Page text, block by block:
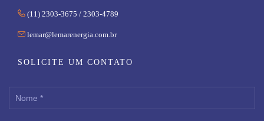
 (11) 2303-3675 / 2303-4789
 lemar@lemarenergia.com.br
SOLICITE UM CONTATO